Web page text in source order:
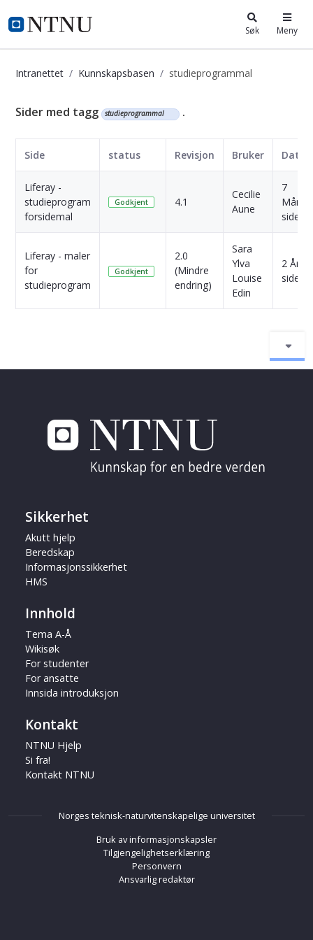
i.ntnu.no Søk Meny
Intranettet Kunnskapsbasen studieprogrammal
Kunnskapsbasen
Sider med tagg studieprogrammal .
Side status Revisjon Bruker Dato
Liferay -
studieprogram
forsidemal
Godkjent 4.1
Cecilie
Aune
7
siden
Liferay - maler
for
studieprogram
Godkjent
2.0
(Mindre
endring)
Sara
Ylva
Louise
Edin
2 År
siden
Sikkerhet
Akutt hjelp
Beredskap
Informasjonssikkerhet
HMS
Innhold
Tema A-Å
Wikisøk
For studenter
For ansatte
Innsida introduksjon
Kontakt
NTNU Hjelp
Si fra!
Kontakt NTNU
Norges teknisk-naturvitenskapelige universitet
Bruk av informasjonskapsler
Tilgjengelighetserklæring
Personvern
Ansvarlig redaktør